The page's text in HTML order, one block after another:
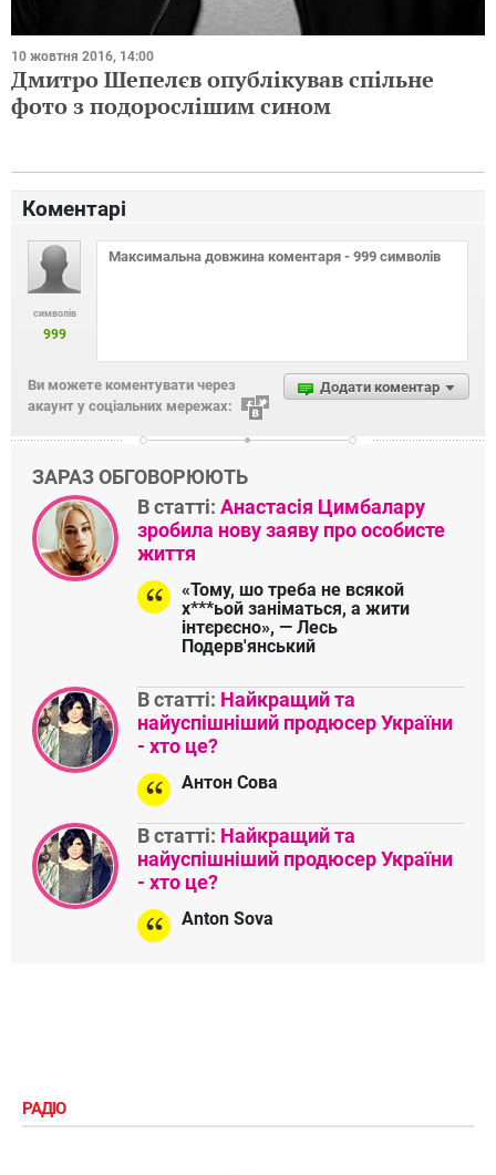
10 жовтня 2016, 14:00
Дмитро Шепелєв опублікував спільне
фото з подорослішим сином
Коментарі
символів
999
Додати коментар
Ви можете коментувати через
акаунт у соціальних мережах:
ЗАРАЗ ОБГОВОРЮЮТЬ
В статті: Анастасія Цимбалару
зробила нову заяву про особисте
життя
«Тому, шо треба не всякой
х***ьой заніматься, а жити
інтєрєсно», — Лесь
Подерв'янський
В статті: Найкращий та
найуспішніший продюсер України
- хто це?
Антон Сова
В статті: Найкращий та
найуспішніший продюсер України
- хто це?
Anton Sova
РАДІО